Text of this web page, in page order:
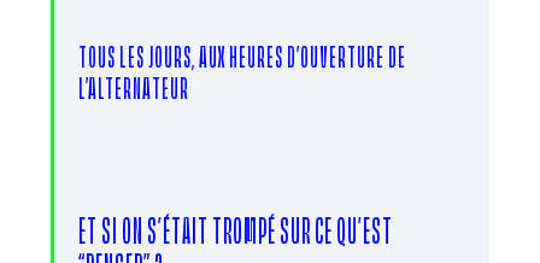
TOUS LES JOURS, AUX HEURES D’OUVERTURE DE
L’ALTERNATEUR
ET SI ON S’ÉTAIT TROMPÉ SUR CE QU’EST